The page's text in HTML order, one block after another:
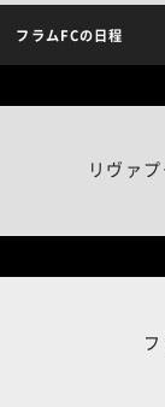
フラムFCの日程
リヴァ